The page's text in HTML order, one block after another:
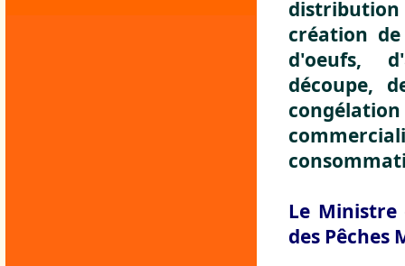
création
d'oeufs,
découpe,
Le Ministre
des Pêches